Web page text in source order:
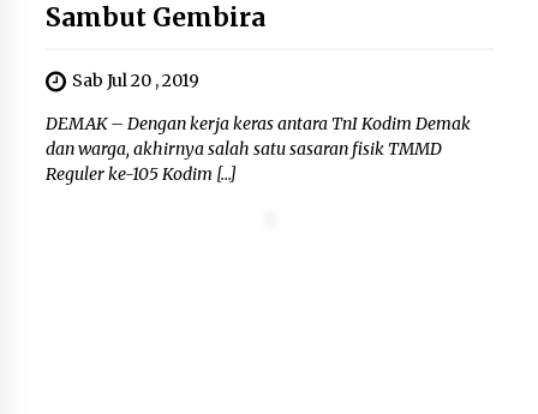
Ditahan
Dukung Ekosistem Kendaraan
Listrik, Wapres Dorong Link and
Match Pendidikan–Industri
Sambut Gembira
Sab Jul 20 , 2019
DEMAK – Dengan kerja keras antara TnI Kodim Demak
dan warga, akhirnya salah satu sasaran fisik TMMD
Reguler ke-105 Kodim […]